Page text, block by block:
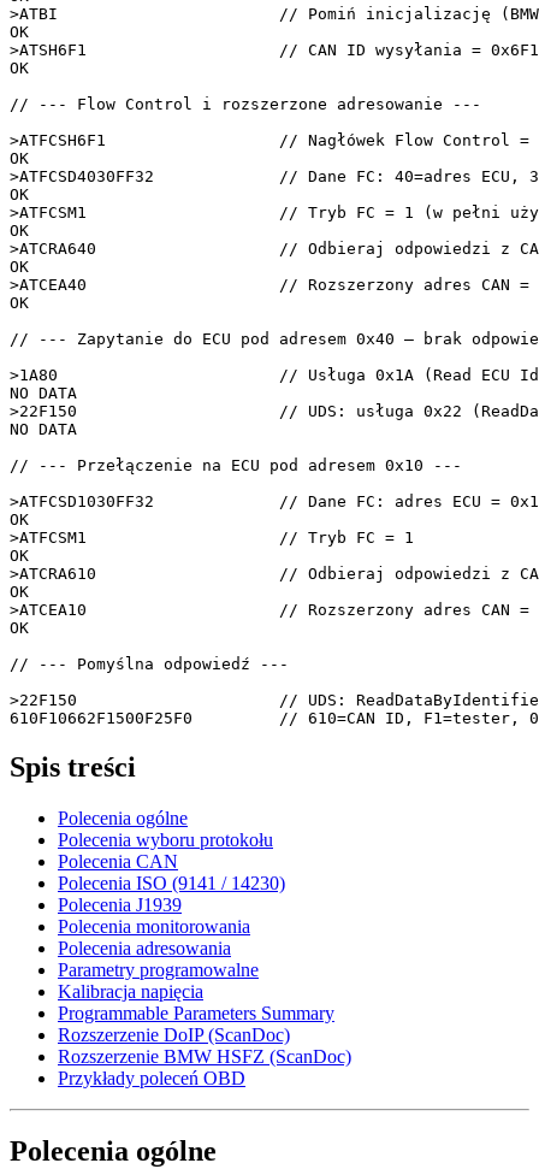
>ATBI // Pomiń inicjalizację
OK
>ATSH6F1 // CAN ID wysyłania =
OK
// --- Flow Control i rozszerzone adresowanie ---
>ATFCSH6F1 // Nagłówek Flow Control =
OK
>ATFCSD4030FF32 // Dane FC: 40=adres ECU,
OK
>ATFCSM1 // Tryb FC = 1 (w pełni
OK
>ATCRA640 // Odbieraj odpowiedzi z
OK
>ATCEA40 // Rozszerzony adres CAN =
OK
// --- Zapytanie do ECU pod adresem 0x40 — brak
>1A80 // Usługa 0x1A (Read
NO DATA
>22F150 // UDS: usługa 0x22
NO DATA
// --- Przełączenie na ECU pod adresem 0x10 ---
>ATFCSD1030FF32 // Dane FC: adres ECU =
OK
>ATFCSM1 // Tryb FC = 1
OK
>ATCRA610 // Odbieraj odpowiedzi z
OK
>ATCEA10 // Rozszerzony adres CAN =
OK
// --- Pomyślna odpowiedź ---
>22F150 // UDS:
610F10662F1500F25F0 // 610=CAN ID, F1=tester,
Spis treści
Polecenia ogólne
Polecenia wyboru protokołu
Polecenia CAN
Polecenia ISO (9141 / 14230)
Polecenia J1939
Polecenia monitorowania
Polecenia adresowania
Parametry programowalne
Kalibracja napięcia
Programmable Parameters Summary
Rozszerzenie DoIP (ScanDoc)
Rozszerzenie BMW HSFZ (ScanDoc)
Przykłady poleceń OBD
Polecenia ogólne